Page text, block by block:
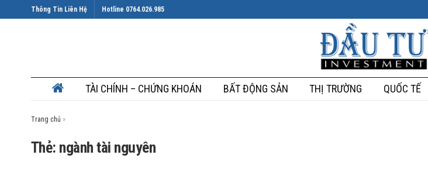
Thông Tin Liên Hệ Hotline 0764.026.985
TÀI CHÍNH – CHỨNG KHOÁN BẤT ĐỘNG SẢN THỊ TRƯỜNG QUỐC TẾ
Trang chủ »
Thẻ: ngành tài nguyên